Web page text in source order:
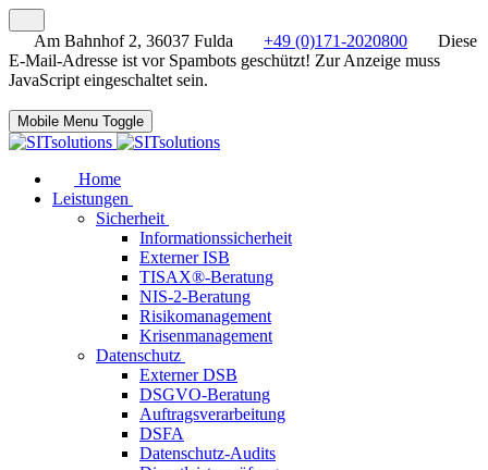
Am Bahnhof 2, 36037 Fulda +49 (0)171-2020800
Diese
E-Mail-Adresse ist vor Spambots geschützt! Zur Anzeige muss
JavaScript eingeschaltet sein.
Mobile Menu Toggle
Home
Leistungen
Sicherheit
Informationssicherheit
Externer ISB
TISAX®-Beratung
NIS-2-Beratung
Risikomanagement
Krisenmanagement
Datenschutz
Externer DSB
DSGVO-Beratung
Auftragsverarbeitung
DSFA
Datenschutz-Audits